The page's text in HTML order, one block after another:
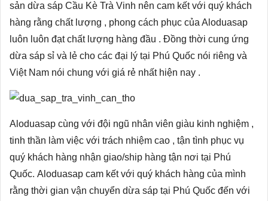
sản dừa sáp Cầu Kè Trà Vinh nên cam kết với quý khách
hàng rằng chất lượng , phong cách phục của Aloduasap
luôn luôn đạt chất lượng hàng đầu . Đồng thời cung ứng
dừa sáp sỉ và lẻ cho các đại lý tại Phú Quốc nói riêng và
Việt Nam nói chung với giá rẻ nhất hiện nay .
Aloduasap cùng với đội ngũ nhân viên giàu kinh nghiệm ,
tinh thần làm việc với trách nhiệm cao , tận tình phục vụ
quý khách hàng nhận giao/ship hàng tận nơi tại Phú
Quốc. Aloduasap cam kết với quý khách hàng của mình
rằng thời gian vận chuyển dừa sáp tại Phú Quốc đến với